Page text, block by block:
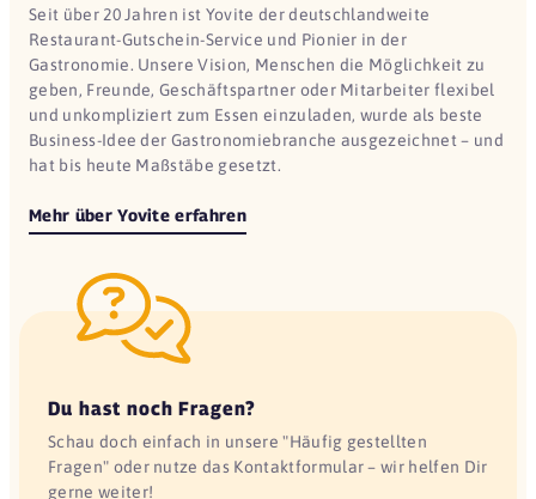
Seit über 20 Jahren ist Yovite der deutschlandweite
Restaurant-Gutschein-Service und Pionier in der
Gastronomie. Unsere Vision, Menschen die Möglichkeit zu
geben, Freunde, Geschäftspartner oder Mitarbeiter flexibel
und unkompliziert zum Essen einzuladen, wurde als beste
Business-Idee der Gastronomiebranche ausgezeichnet – und
hat bis heute Maßstäbe gesetzt.
Mehr über Yovite erfahren
Du hast noch Fragen?
Schau doch einfach in unsere "Häufig gestellten
Fragen" oder nutze das Kontaktformular – wir helfen Dir
gerne weiter!